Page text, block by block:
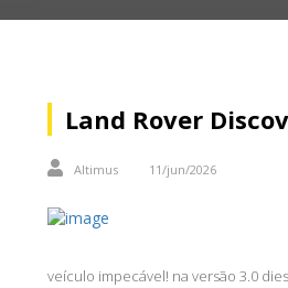
Land Rover
Altimus 11/jun/2026
veículo impecável! na versão 3.0